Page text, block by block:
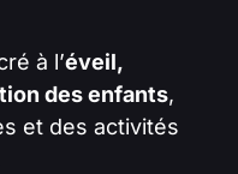
à l’éveil,
des enfants,
et des activités